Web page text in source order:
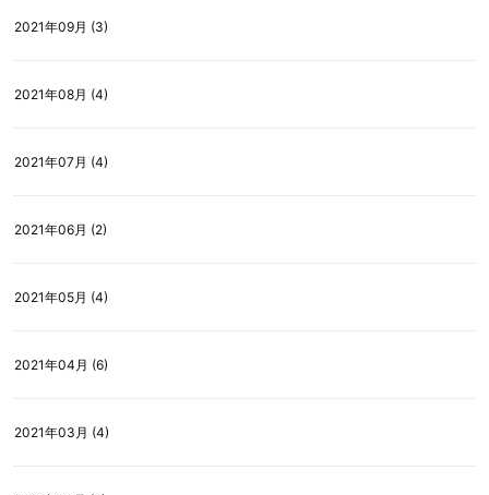
2021年09月 (3)
2021年08月 (4)
2021年07月 (4)
2021年06月 (2)
2021年05月 (4)
2021年04月 (6)
2021年03月 (4)